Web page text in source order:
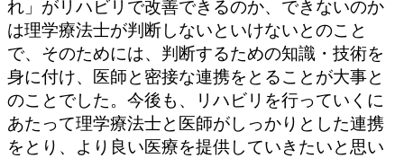
れ」がリハビリで改善できるのか、できないのか
は理学療法士が判断しないといけないとのこと
で、そのためには、判断するための知識・技術を
身に付け、医師と密接な連携をとることが大事と
のことでした。今後も、リハビリを行っていくに
あたって理学療法士と医師がしっかりとした連携
をとり、より良い医療を提供していきたいと思い